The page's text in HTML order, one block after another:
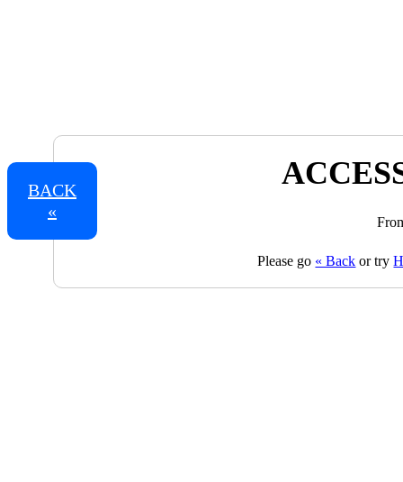
BACK
«
Please go « Back or try